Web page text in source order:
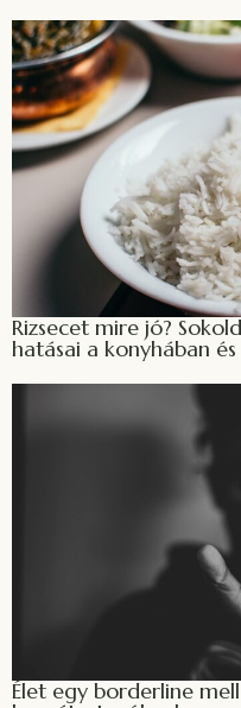
Rizsecet mire jó?
hatásai a konyhában
Élet egy borderline